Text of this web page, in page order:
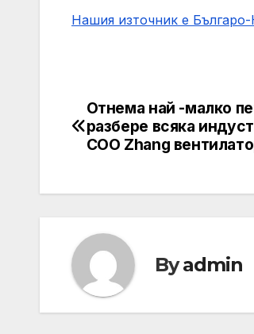
Нашия източник е
Post
navigation
Отнема най -малко
разбере всяка
COO Zhang
Byadmin